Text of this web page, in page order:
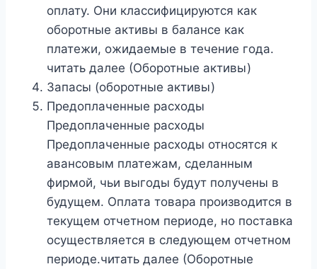
оплату. Они классифицируются как
оборотные активы в балансе как
платежи, ожидаемые в течение года.
читать далее (Оборотные активы)
Запасы (оборотные активы)
Предоплаченные расходы
Предоплаченные расходы
Предоплаченные расходы относятся к
авансовым платежам, сделанным
фирмой, чьи выгоды будут получены в
будущем. Оплата товара производится в
текущем отчетном периоде, но поставка
осуществляется в следующем отчетном
периоде.читать далее (Оборотные